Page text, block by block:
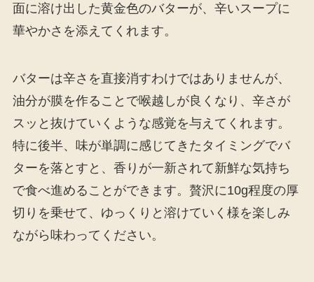
面に溶け出した黄金色のバターが、辛いスープに
華やかさを添えてくれます。
バターは辛さを直接消すわけではありませんが、
油分が膜を作ることで喉越しが良くなり、辛さが
スッと抜けていくような感覚を与えてくれます。
特に後半、味が単調に感じてきたタイミングでバ
ターを落とすと、香りが一新されて新鮮な気持ち
で食べ進めることができます。贅沢に10g程度の厚
切りを乗せて、ゆっくりと溶けていく様を楽しみ
ながら味わってください。